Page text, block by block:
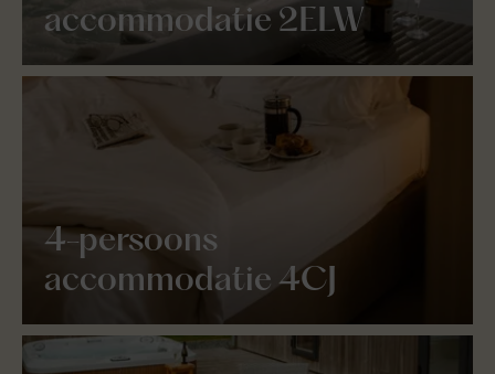
accommodatie 2ELW
4-persoons
accommodatie 4CJ